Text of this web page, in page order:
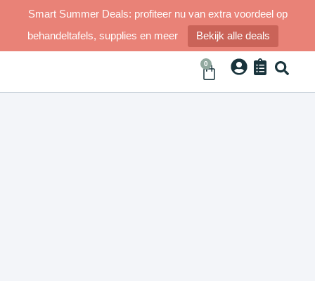
Smart Summer Deals: profiteer nu van extra voordeel op
behandeltafels, supplies en meer
Bekijk alle deals
0